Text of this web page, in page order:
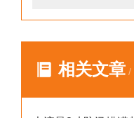
相关文章 /